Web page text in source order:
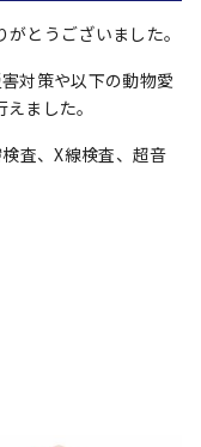
とうございました。
対策や以下の動物愛
ました。
査、X線検査、超音